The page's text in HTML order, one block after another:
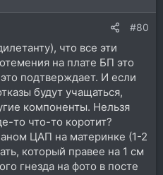
#80
что все эти
на плате БП это
подтверждает. И если
будут учащаться,
компоненты. Нельзя
то что-то коротит?
ЦАП на материнке (1-2
который правее на 1 см
гнезда на фото в посте